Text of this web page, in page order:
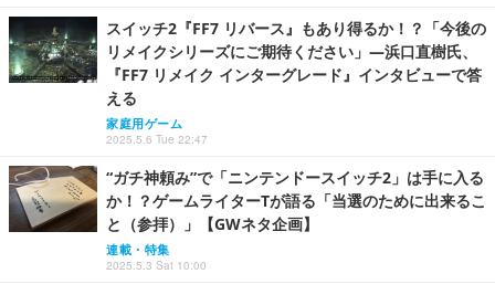
スイッチ2『FF7 リバース』もあり得るか！？「今後の
リメイクシリーズにご期待ください」―浜口直樹氏、
『FF7 リメイク インターグレード』インタビューで答
える
家庭用ゲーム
2025.5.6 Tue 22:47
“ガチ神頼み”で「ニンテンドースイッチ2」は手に入る
か！？ゲームライターTが語る「当選のために出来るこ
と（参拝）」【GWネタ企画】
連載・特集
2025.5.3 Sat 10:00